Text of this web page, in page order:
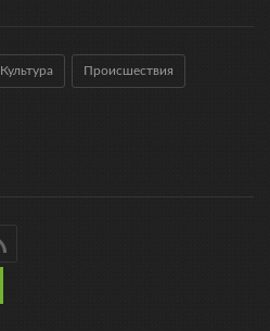
Культура Происшествия